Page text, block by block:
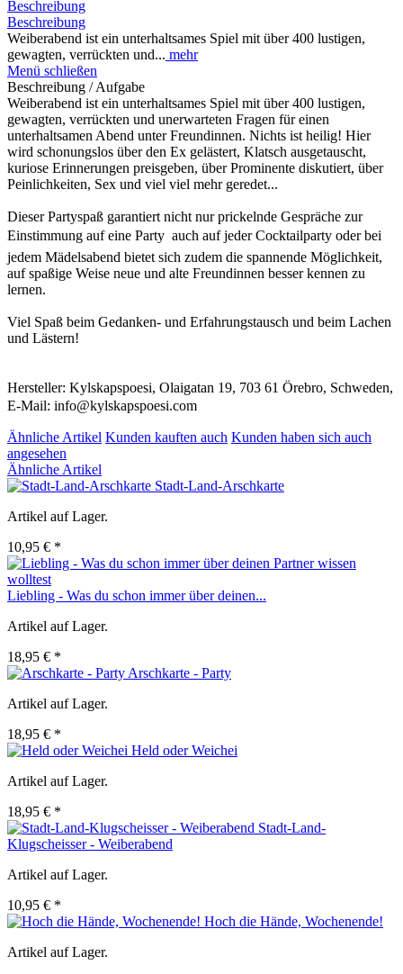
Beschreibung
Beschreibung
Weiberabend ist ein unterhaltsames Spiel mit über 400 lustigen,
gewagten, verrückten und... mehr
Menü schließen
Beschreibung / Aufgabe
Weiberabend ist ein unterhaltsames Spiel mit über 400 lustigen,
gewagten, verrückten und unerwarteten Fragen für einen
unterhaltsamen Abend unter Freundinnen. Nichts ist heilig! Hier
wird schonungslos über den Ex gelästert, Klatsch ausgetauscht,
kuriose Erinnerungen preisgeben, über Prominente diskutiert, über
Peinlichkeiten, Sex und viel viel mehr geredet...
Dieser Partyspaß garantiert nicht nur prickelnde Gespräche zur
Einstimmung auf eine Party  auch auf jeder Cocktailparty oder bei
jedem Mädelsabend bietet sich zudem die spannende Möglichkeit,
auf spaßige Weise neue und alte Freundinnen besser kennen zu
lernen.
Viel Spaß beim Gedanken- und Erfahrungstausch und beim Lachen
und Lästern!
Hersteller: Kylskapspoesi, Olaigatan 19, 703 61 Örebro, Schweden,
E-Mail: info@kylskapspoesi.com
Ähnliche Artikel Kunden kauften auch Kunden haben sich auch
angesehen
Ähnliche Artikel
Stadt-Land-Arschkarte
Artikel auf Lager.
10,95 € *
Liebling - Was du schon immer über deinen...
Artikel auf Lager.
18,95 € *
Arschkarte - Party
Artikel auf Lager.
18,95 € *
Held oder Weichei
Artikel auf Lager.
18,95 € *
Stadt-Land-
Klugscheisser - Weiberabend
Artikel auf Lager.
10,95 € *
Hoch die Hände, Wochenende!
Artikel auf Lager.